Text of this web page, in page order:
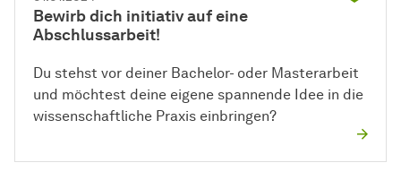
Bewirb dich initiativ auf eine
Abschlussarbeit!
Du stehst vor deiner Bachelor- oder Masterarbeit
und möchtest deine eigene spannende Idee in die
wissenschaftliche Praxis einbringen?